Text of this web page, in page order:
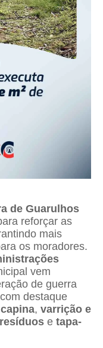
de Guarulhos
reforçar as
mais
os moradores.
vem
de guerra
destaque
, varrição e
e tapa-